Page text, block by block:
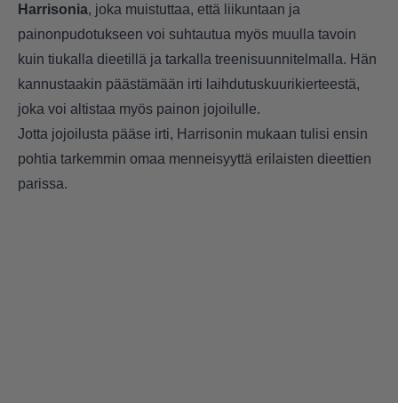
Harrisonia, joka muistuttaa, että liikuntaan ja
painonpudotukseen voi suhtautua myös muulla tavoin
kuin tiukalla dieetillä ja tarkalla treenisuunnitelmalla. Hän
kannustaakin päästämään irti laihdutuskuurikierteestä,
joka voi altistaa myös painon jojoilulle.
Jotta jojoilusta pääse irti, Harrisonin mukaan tulisi ensin
pohtia tarkemmin omaa menneisyyttä erilaisten dieettien
parissa.